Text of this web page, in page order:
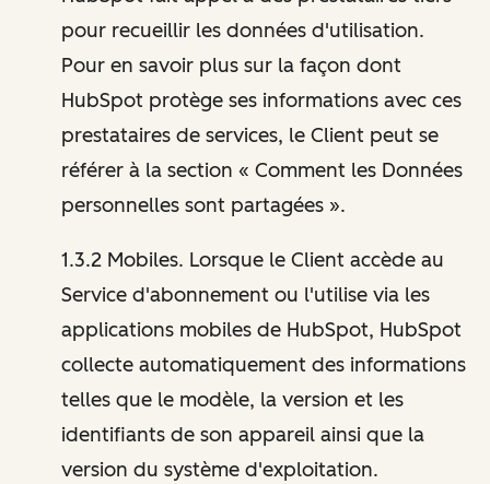
pour recueillir les données d'utilisation.
Pour en savoir plus sur la façon dont
HubSpot protège ses informations avec ces
prestataires de services, le Client peut se
référer à la section « Comment les Données
personnelles sont partagées ».
1.3.2 Mobiles. Lorsque le Client accède au
Service d'abonnement ou l'utilise via les
applications mobiles de HubSpot, HubSpot
collecte automatiquement des informations
telles que le modèle, la version et les
identifiants de son appareil ainsi que la
version du système d'exploitation.